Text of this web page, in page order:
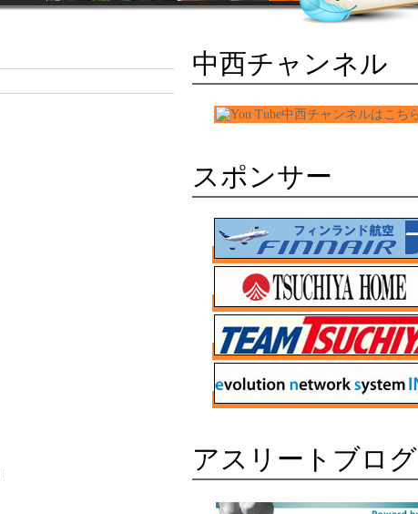
中西チャンネル
スポンサー
アスリートブログ